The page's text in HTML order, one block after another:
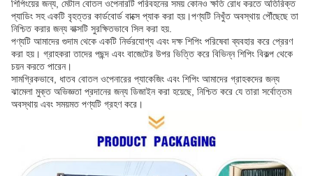
শিপিংয়ের জন্য, মেটাল বোতল ওপেনারটি পরিবহনের সময় কোনও ক্ষতি রোধ করতে অতিরিক্ত
প্যাডিং সহ একটি বৃহত্তর কার্ডবোর্ড বাক্সে প্যাক করা হয়।পণ্যটি নিখুঁত অবস্থায় পৌঁছেছে তা
নিশ্চিত করার জন্য বাক্সটি সুরক্ষিতভাবে সিল করা হয়.
পণ্যটি আমাদের গুদাম থেকে একটি নির্ভরযোগ্য এবং দক্ষ শিপিং পরিষেবা ব্যবহার করে প্রেরণ
করা হয়। গ্রাহকরা তাদের পছন্দ এবং বাজেটের উপর ভিত্তি করে বিভিন্ন শিপিং বিকল্প থেকে
চয়ন করতে পারেন।
সামগ্রিকভাবে, ধাতব বোতল ওপেনারের প্যাকেজিং এবং শিপিং আমাদের গ্রাহকদের জন্য
ঝামেলা মুক্ত অভিজ্ঞতা প্রদানের জন্য ডিজাইন করা হয়েছে, নিশ্চিত করে যে তারা সর্বোত্তম
অবস্থায় এবং সময়মত পণ্যটি গ্রহণ করে।